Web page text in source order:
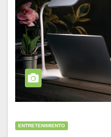
ENTRETENIMIENTO